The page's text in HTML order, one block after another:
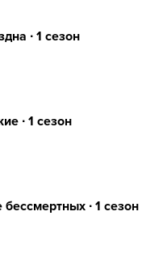
∙ 1 сезон
∙ 1 сезон
∙ 1 сезон